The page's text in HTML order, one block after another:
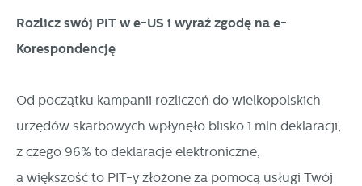
Rozlicz swój PIT w e-US i wyraź zgodę na e-
Korespondencję
Od początku kampanii rozliczeń do wielkopolskich
urzędów skarbowych wpłynęło blisko 1 mln deklaracji,
z czego 96% to deklaracje elektroniczne,
a większość to PIT-y złożone za pomocą usługi Twój